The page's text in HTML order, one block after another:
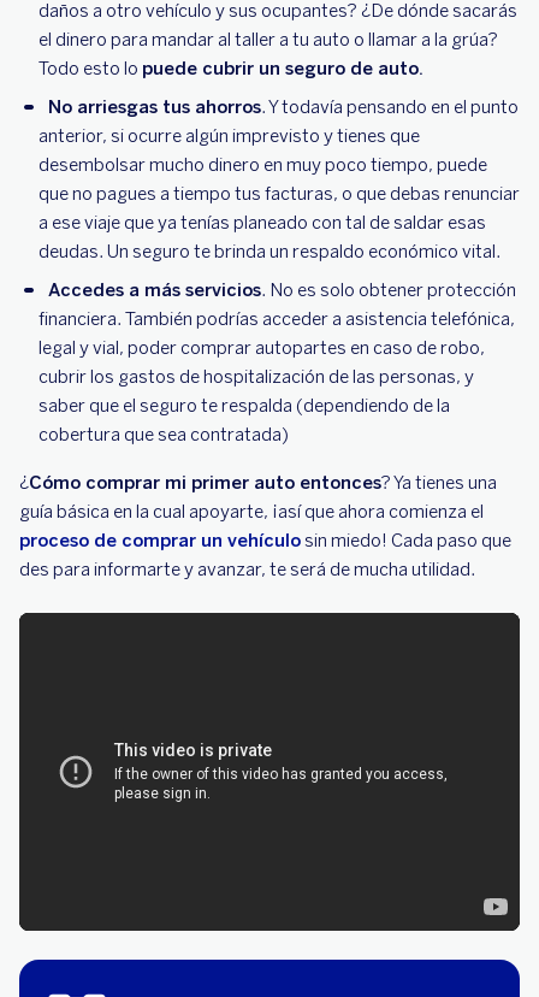
daños a otro vehículo y sus ocupantes? ¿De dónde sacarás
el dinero para mandar al taller a tu auto o llamar a la grúa?
Todo esto lo puede cubrir un seguro de auto.
No arriesgas tus ahorros. Y todavía pensando en el punto
anterior, si ocurre algún imprevisto y tienes que
desembolsar mucho dinero en muy poco tiempo, puede
que no pagues a tiempo tus facturas, o que debas renunciar
a ese viaje que ya tenías planeado con tal de saldar esas
deudas. Un seguro te brinda un respaldo económico vital.
Accedes a más servicios. No es solo obtener protección
financiera. También podrías acceder a asistencia telefónica,
legal y vial, poder comprar autopartes en caso de robo,
cubrir los gastos de hospitalización de las personas, y
saber que el seguro te respalda (dependiendo de la
cobertura que sea contratada)
¿Cómo comprar mi primer auto entonces? Ya tienes una
guía básica en la cual apoyarte, ¡así que ahora comienza el
proceso de comprar un vehículosin miedo! Cada paso que
des para informarte y avanzar, te será de mucha utilidad.